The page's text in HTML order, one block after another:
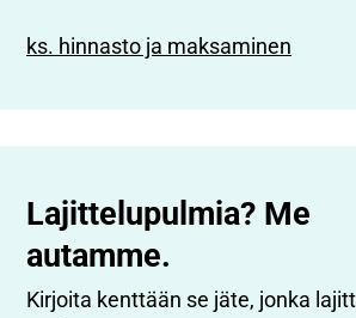
ks. hinnasto ja maksaminen
Lajittelupulmia? Me
autamme.
Kirjoita kenttään se jäte, jonka